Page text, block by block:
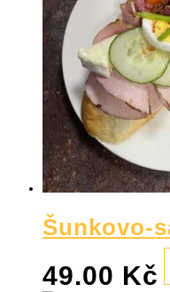
Šunkovo-
49.00 Kč